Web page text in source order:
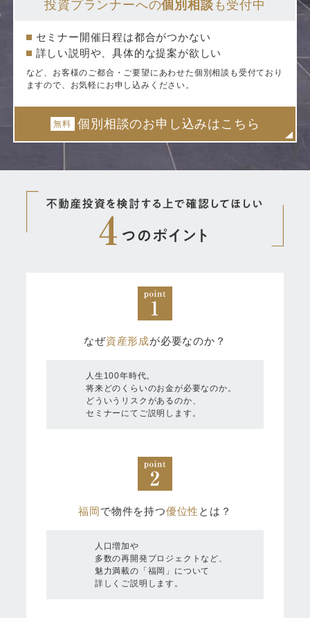
投資プランナーへの個別相談 も受付中
セミナー開催日程は都合がつかない
詳しい説明や、具体的な提案が欲しい
など、お客様のご都合・ご要望にあわせた個別相談も受付ており
ますので、お気軽にお申し込みください。
無料 個別相談のお申し込みはこちら
なぜ資産形成が必要なのか？
人生100年時代。
将来どのくらいのお金が必要なのか。
どういうリスクがあるのか、
セミナーにてご説明します。
福岡 で物件を持つ優位性 とは？
人口増加や
多数の再開発プロジェクトなど、
魅力満載の「福岡」について
詳しくご説明します。